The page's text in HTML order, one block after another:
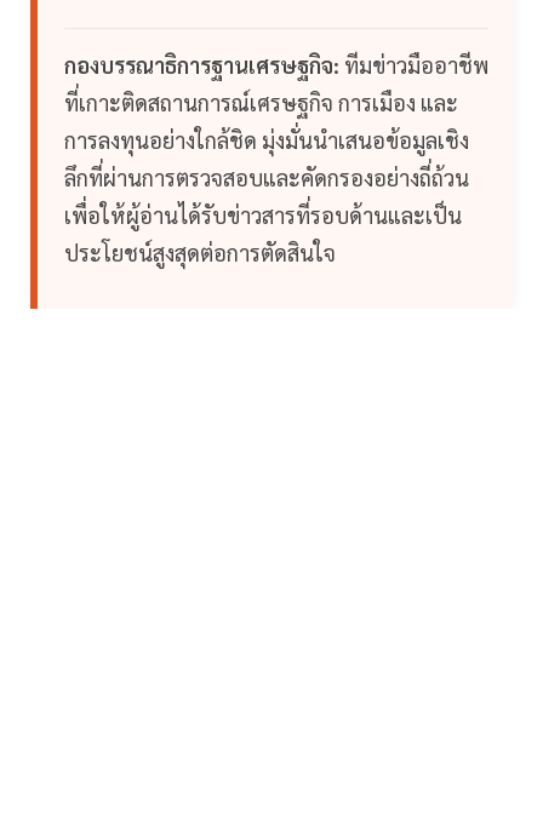
กองบรรณาธิการฐานเศรษฐกิจ: ทีมข่าวมืออาชีพ
ที่เกาะติดสถานการณ์เศรษฐกิจ การเมือง และ
การลงทุนอย่างใกล้ชิด มุ่งมั่นนำเสนอข้อมูลเชิง
ลึกที่ผ่านการตรวจสอบและคัดกรองอย่างถี่ถ้วน
เพื่อให้ผู้อ่านได้รับข่าวสารที่รอบด้านและเป็น
ประโยชน์สูงสุดต่อการตัดสินใจ